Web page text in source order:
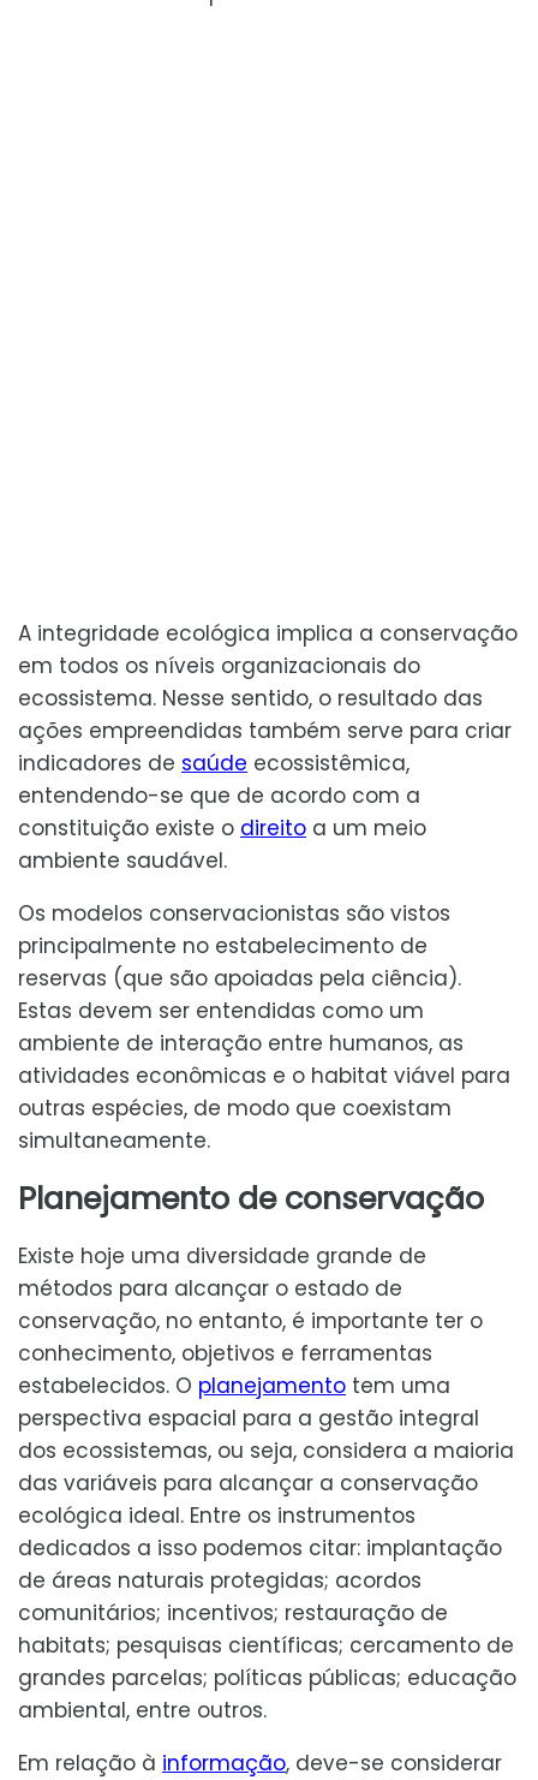
A integridade ecológica implica a conservação
em todos os níveis organizacionais do
ecossistema. Nesse sentido, o resultado das
ações empreendidas também serve para criar
indicadores de saúde ecossistêmica,
entendendo-se que de acordo com a
constituição existe o direito a um meio
ambiente saudável.
Os modelos conservacionistas são vistos
principalmente no estabelecimento de
reservas (que são apoiadas pela ciência).
Estas devem ser entendidas como um
ambiente de interação entre humanos, as
atividades econômicas e o habitat viável para
outras espécies, de modo que coexistam
simultaneamente.
Planejamento de conservação
Existe hoje uma diversidade grande de
métodos para alcançar o estado de
conservação, no entanto, é importante ter o
conhecimento, objetivos e ferramentas
estabelecidos. O planejamento tem uma
perspectiva espacial para a gestão integral
dos ecossistemas, ou seja, considera a maioria
das variáveis para alcançar a conservação
ecológica ideal. Entre os instrumentos
dedicados a isso podemos citar: implantação
de áreas naturais protegidas; acordos
comunitários; incentivos; restauração de
habitats; pesquisas científicas; cercamento de
grandes parcelas; políticas públicas; educação
ambiental, entre outros.
Em relação à informação, deve-se considerar